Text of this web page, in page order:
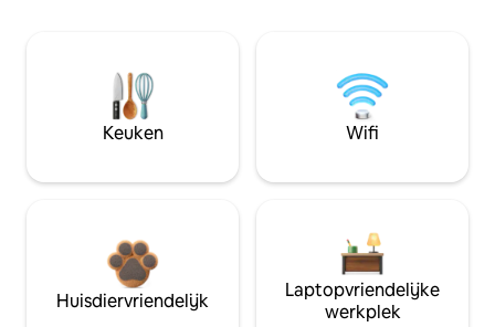
Keuken Wifi
Huisdiervriendelijk
Laptopvriendelijke
werkplek